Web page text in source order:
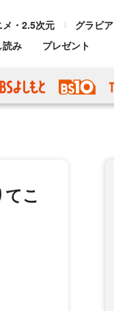
メ・2.5次元 グラビア
読み プレゼント
こ